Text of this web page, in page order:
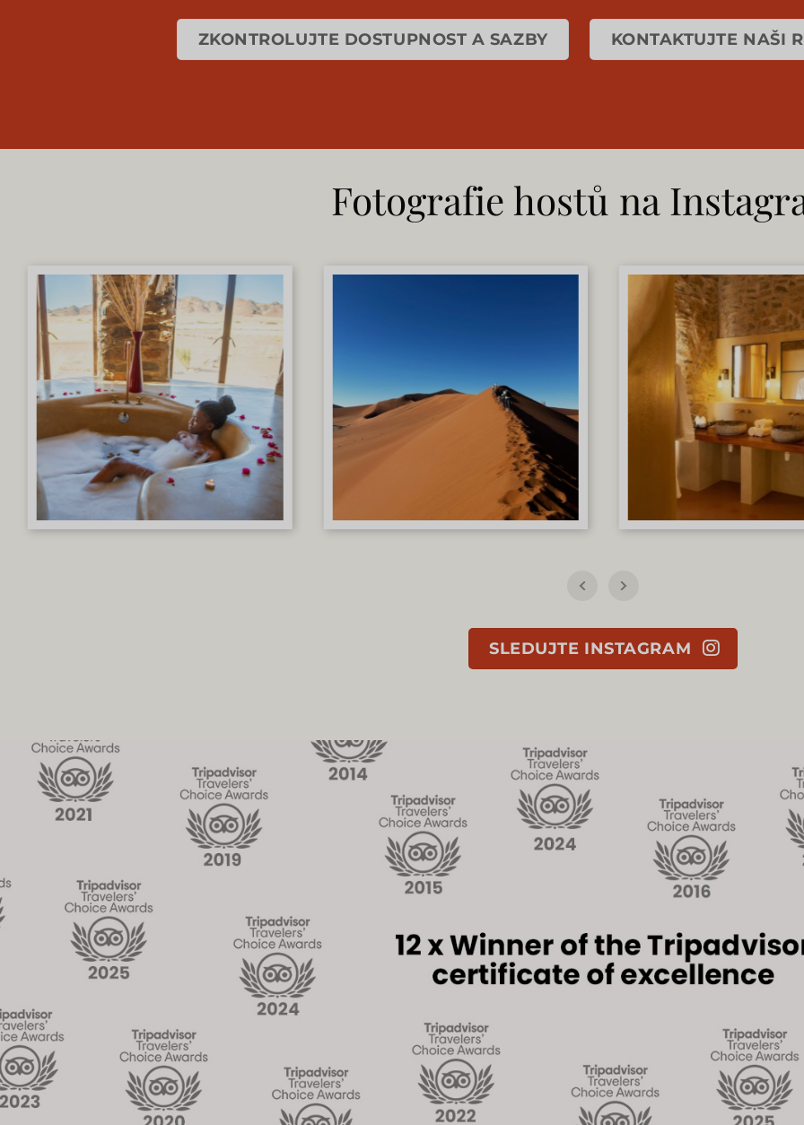
ZKONTROLUJTE DOSTUPNOST A SAZBY KONTAKTUJTE NAŠI
Fotografie hostů na
SLEDUJTE INSTAGRAM